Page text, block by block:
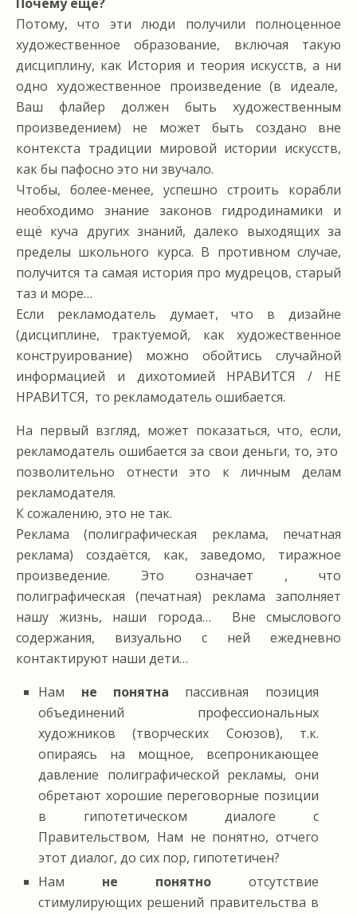
Потому, что эти люди получили полноценное
художественное образование, включая такую
дисциплину, как История и теория искусств, а ни
одно художественное произведение (в идеале,
Ваш флайер должен быть художественным
произведением) не может быть создано вне
контекста традиции мировой истории искусств,
как бы пафосно это ни звучало.
Чтобы, более-менее, успешно строить корабли
необходимо знание законов гидродинамики и
ещё куча других знаний, далеко выходящих за
пределы школьного курса. В противном случае,
получится та самая история про мудрецов, старый
таз и море…
Если рекламодатель думает, что в дизайне
(дисциплине, трактуемой, как художественное
конструирование) можно обойтись случайной
информацией и дихотомией НРАВИТСЯ / НЕ
НРАВИТСЯ, то рекламодатель ошибается.
На первый взгляд, может показаться, что, если,
рекламодатель ошибается за свои деньги, то, это
позволительно отнести это к личным делам
рекламодателя.
К сожалению, это не так.
Реклама (полиграфическая реклама, печатная
реклама) создаётся, как, заведомо, тиражное
произведение. Это означает , что
полиграфическая (печатная) реклама заполняет
нашу жизнь, наши города… Вне смыслового
содержания, визуально с ней ежедневно
контактируют наши дети…
Нам не понятна пассивная позиция
объединений профессиональных
художников (творческих Союзов), т.к.
опираясь на мощное, всепроникающее
давление полиграфической рекламы, они
обретают хорошие переговорные позиции
в гипотетическом диалоге с
Правительством, Нам не понятно, отчего
этот диалог, до сих пор, гипотетичен?
Нам не понятноотсутствие
стимулирующих решений правительства в